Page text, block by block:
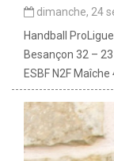
dimanche, 24
Handball
Besançon 32 –
ESBF N2F Maîche